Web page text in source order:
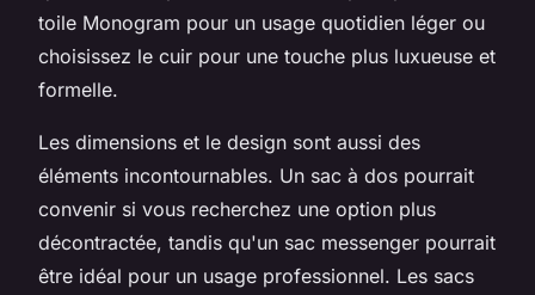
toile Monogram pour un usage quotidien léger ou
choisissez le cuir pour une touche plus luxueuse et
formelle.
Les dimensions et le design sont aussi des
éléments incontournables. Un sac à dos pourrait
convenir si vous recherchez une option plus
décontractée, tandis qu'un sac messenger pourrait
être idéal pour un usage professionnel. Les sacs